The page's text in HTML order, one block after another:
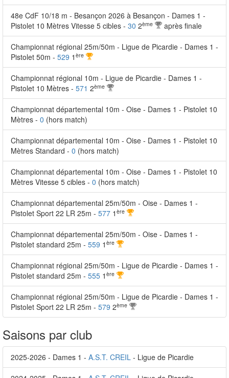
48e CdF 10/18 m - Besançon 2026 à Besançon - Dames 1 -
Pistolet 10 Mètres Vitesse 5 cibles - 30 2ème après finale
Championnat régional 25m/50m - Ligue de Picardie - Dames 1 -
Pistolet 50m - 529 1 ère
Championnat régional 10m - Ligue de Picardie - Dames 1 -
Pistolet 10 Mètres - 571 2ème
Championnat départemental 10m - Oise - Dames 1 - Pistolet 10
Mètres - 0 (hors match)
Championnat départemental 10m - Oise - Dames 1 - Pistolet 10
Mètres Standard - 0 (hors match)
Championnat départemental 10m - Oise - Dames 1 - Pistolet 10
Mètres Vitesse 5 cibles - 0 (hors match)
Championnat départemental 25m/50m - Oise - Dames 1 -
Pistolet Sport 22 LR 25m - 577 1 ère
Championnat départemental 25m/50m - Oise - Dames 1 -
Pistolet standard 25m - 559 1 ère
Championnat régional 25m/50m - Ligue de Picardie - Dames 1 -
Pistolet standard 25m - 555 1 ère
Championnat régional 25m/50m - Ligue de Picardie - Dames 1 -
Pistolet Sport 22 LR 25m - 579 2ème
Saisons par club
2025-2026 - Dames 1 - A.S.T. CREIL - Ligue de Picardie